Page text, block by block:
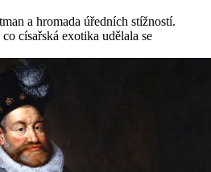
a hromada úředních stížností.
císařská exotika udělala se